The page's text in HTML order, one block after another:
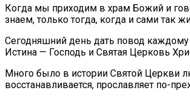
Когда мы приходим в храм Божий и
знаем, только тогда, когда и сами так
Сегодняшний день дать повод каждому
Истина — Господь и Святая Церковь
Много было в истории Святой Церкви
восстанавливается, прославляет по-